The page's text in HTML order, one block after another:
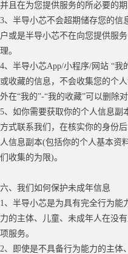
并且在为您提供服务的所必要的期
3、半导小芯不会超期储存您的信
户或是半导小芯不在向您提供服
理。
4、半导小芯App/小程序/网站 “我
或收藏的信息，不会收集您的个
外在“我的”-“我的收藏”可以删除
5、 如你需要获取你的个人信息副
方式联系我们，在核实你的身份
人信息副本(包括你的个人基本资
们收集的为限)。
六、我们如何保护未成年信息
1、半导小芯是为具有完全行为
力的主体、儿童、未成年人在没
项服务。
2、即使是不具备行为能力的主体